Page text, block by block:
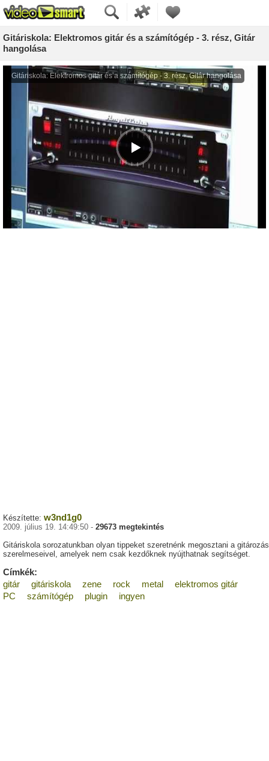
Gitáriskola: Elektromos gitár és a számítógép - 3. rész, Gitár
hangolása
Készítette: w3nd1g0
2009. július 19. 14:49:50 - 29673 megtekintés
Gitáriskola sorozatunkban olyan tippeket szeretnénk megosztani a gitározás
szerelmeseivel, amelyek nem csak kezdőknek nyújthatnak segítséget.
Címkék:
gitár
gitáriskola zene rock metal
elektromos gitár
PC
számítógép plugin ingyen